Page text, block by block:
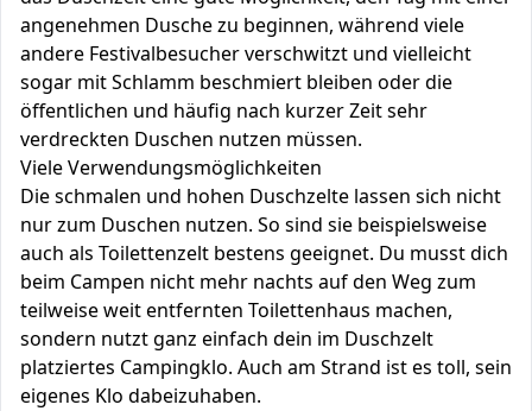
angenehmen Dusche zu beginnen, während viele
andere Festivalbesucher verschwitzt und vielleicht
sogar mit Schlamm beschmiert bleiben oder die
öffentlichen und häufig nach kurzer Zeit sehr
verdreckten Duschen nutzen müssen.
Viele Verwendungsmöglichkeiten
Die schmalen und hohen Duschzelte lassen sich nicht
nur zum Duschen nutzen. So sind sie beispielsweise
auch als Toilettenzelt bestens geeignet. Du musst dich
beim Campen nicht mehr nachts auf den Weg zum
teilweise weit entfernten Toilettenhaus machen,
sondern nutzt ganz einfach dein im Duschzelt
platziertes Campingklo. Auch am Strand ist es toll, sein
eigenes Klo dabeizuhaben.